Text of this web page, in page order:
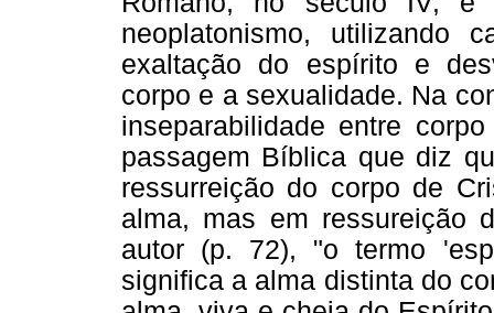
neoplatonismo, utilizando
exaltação do espírito e
corpo e a sexualidade. Na
inseparabilidade entre
passagem Bíblica que diz
ressurreição do corpo de
alma, mas em ressureição
autor (p. 72), "o termo
significa a alma distinta do